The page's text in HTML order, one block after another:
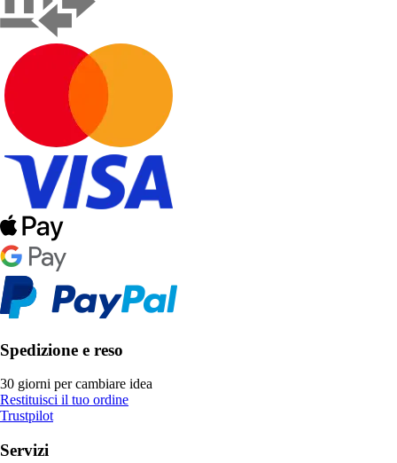
Spedizione e reso
30 giorni per cambiare idea
Restituisci il tuo ordine
Trustpilot
Servizi